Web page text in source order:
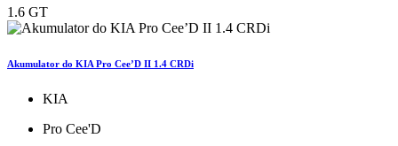
1.6 GT
Akumulator do KIA Pro Cee’D II 1.4 CRDi
KIA
Pro Cee'D